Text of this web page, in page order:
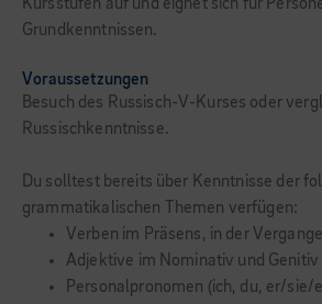
Kursstufen auf und eignet sich für
Grundkenntnissen.
Voraussetzungen
Besuch des Russisch-V-Kurses oder
Russischkenntnisse.
Du solltest bereits über Kenntnisse der
grammatikalischen Themen verfügen:
Verben im Präsens, in der
Adjektive im Nominativ und Genitiv
Personalpronomen (ich, du, er/sie/